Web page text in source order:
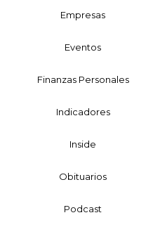
Empresas
Eventos
Finanzas Personales
Indicadores
Inside
Obituarios
Podcast